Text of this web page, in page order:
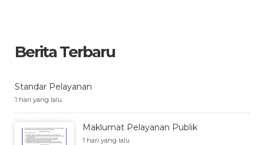
Berita Terbaru
Standar Pelayanan
1 hari yang lalu
Maklumat Pelayanan Publik
1 hari yang lalu